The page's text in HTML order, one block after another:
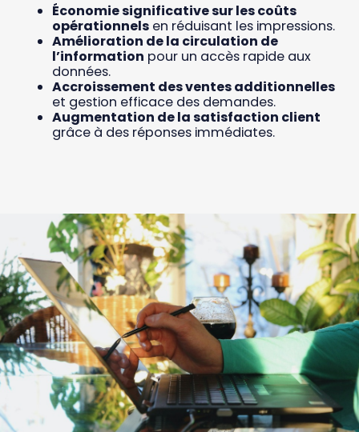
Économie significative sur les coûts
opérationnels en réduisant les impressions.
Amélioration de la circulation de
l’information pour un accès rapide aux
données.
Accroissement des ventes additionnelles
et gestion efficace des demandes.
Augmentation de la satisfaction client
grâce à des réponses immédiates.